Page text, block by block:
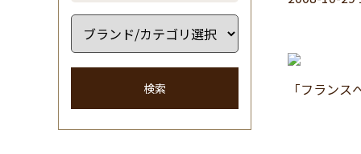
検索 「フランス